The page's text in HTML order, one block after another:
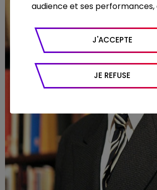
audience et ses performances,
Google Analytics pour générer
sur le trafic (nombre de visites,
sur le site, nombre de pages vues
appareil et navigateur utilisé,
géographique), l’origine du
J'ACCEPTE
JE REFUSE